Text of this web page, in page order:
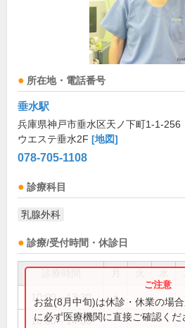
所在地・電話番号
垂水駅
兵庫県神戸市垂水区天ノ下町1-1-256
ウエステ垂水2F [地図]
078-705-1108
診療科目
乳腺外科
診療/受付時間・休診日
10:00～13:30 ●
10:00～14:00
お盆(8月中旬)は休診・休業の場
に必ず医療機関に直接ご確認くだ